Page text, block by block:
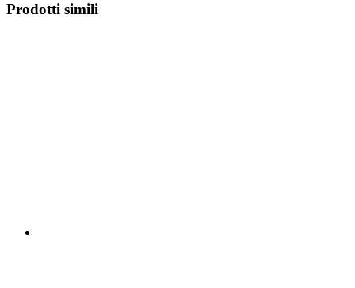
Prodotti simili